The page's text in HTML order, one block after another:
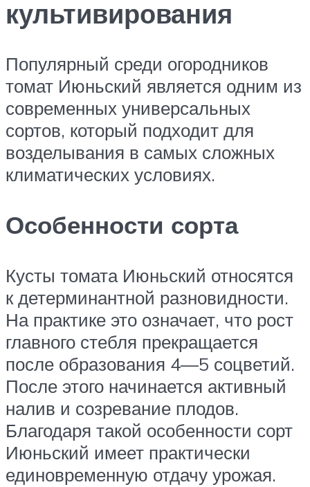
культивирования
Популярный среди огородников
томат Июньский является одним из
современных универсальных
сортов, который подходит для
возделывания в самых сложных
климатических условиях.
Особенности сорта
Кусты томата Июньский относятся
к детерминантной разновидности.
На практике это означает, что рост
главного стебля прекращается
после образования 4—5 соцветий.
После этого начинается активный
налив и созревание плодов.
Благодаря такой особенности сорт
Июньский имеет практически
единовременную отдачу урожая.